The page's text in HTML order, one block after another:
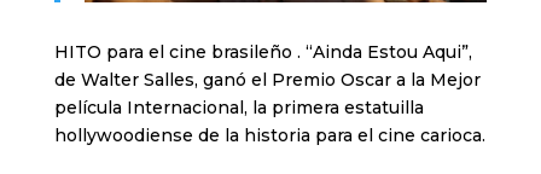
HITO para el cine brasileño . “Ainda Estou Aqui”,
de Walter Salles, ganó el Premio Oscar a la Mejor
película Internacional, la primera estatuilla
hollywoodiense de la historia para el cine carioca.